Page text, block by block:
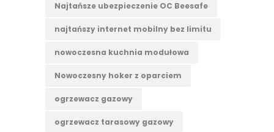
Najtańsze ubezpieczenie OC Beesafe
najtańszy internet mobilny bez limitu
nowoczesna kuchnia modułowa
Nowoczesny hoker z oparciem
ogrzewacz gazowy
ogrzewacz tarasowy gazowy